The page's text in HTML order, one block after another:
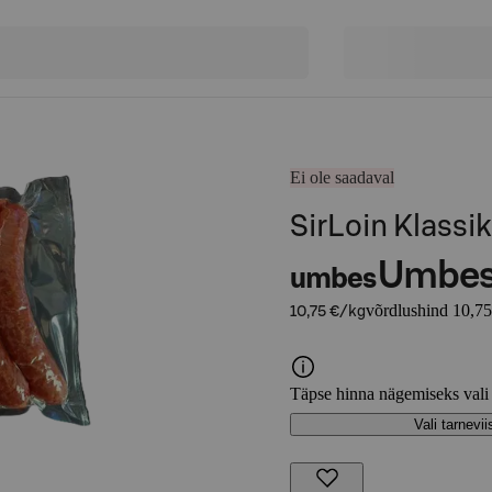
Ei ole saadaval
SirLoin
umbes
10,75 €/kgvõrdlushind
Täpse hinna nägemiseks
Vali